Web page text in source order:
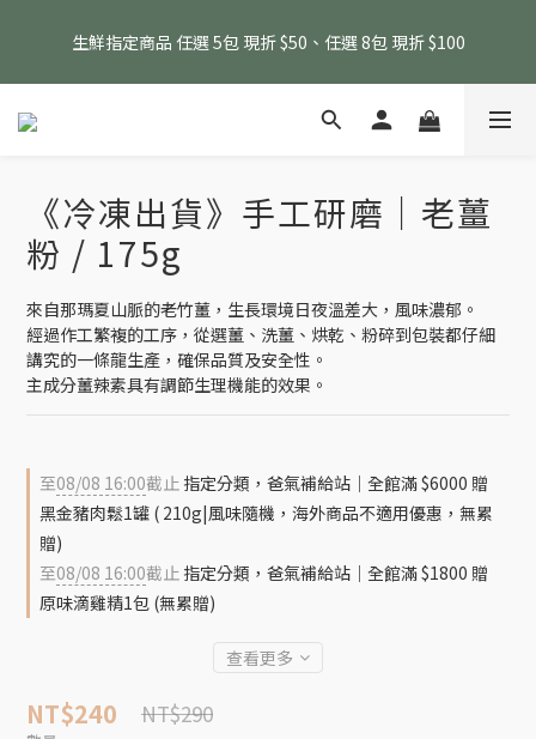
商品除外)
生鮮指定商品 任選 5包 現折 $50、任選 8包 現折 $100
消費滿 $1800 贈送原味滴雞精1包、$6000 贈送黑金豬肉鬆 (指定
《冷凍出貨》手工研磨｜老薑
粉 / 175g
來自那瑪夏山脈的老竹薑，生長環境日夜溫差大，風味濃郁。
經過作工繁複的工序，從選薑、洗薑、烘乾、粉碎到包裝都仔細
講究的一條龍生產，確保品質及安全性。
主成分薑辣素具有調節生理機能的效果。
至08/08 16:00截止 指定分類，爸氣補給站｜全館滿 $6000 贈
黑金豬肉鬆1罐 ( 210g|風味隨機，海外商品不適用優惠，無累
贈)
至08/08 16:00截止 指定分類，爸氣補給站｜全館滿 $1800 贈
原味滴雞精1包 (無累贈)
查看更多
NT$240 NT$290